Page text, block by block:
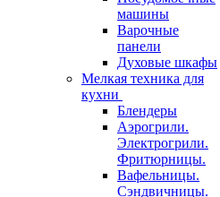
машины
Варочные
панели
Духовые шкафы
Мелкая техника для
кухни
Блендеры
Аэрогрили.
Электрогрили.
Фритюрницы.
Вафельницы.
Сэндвичницы.